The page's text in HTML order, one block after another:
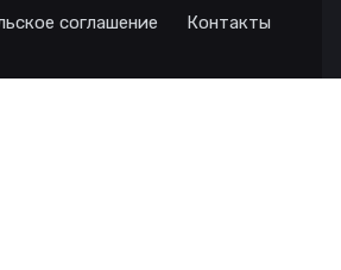
соглашение
Контакты